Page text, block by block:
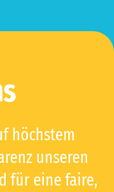
höchstem
unseren
für eine faire,